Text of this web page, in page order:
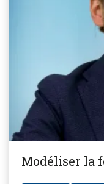
Modéliser la